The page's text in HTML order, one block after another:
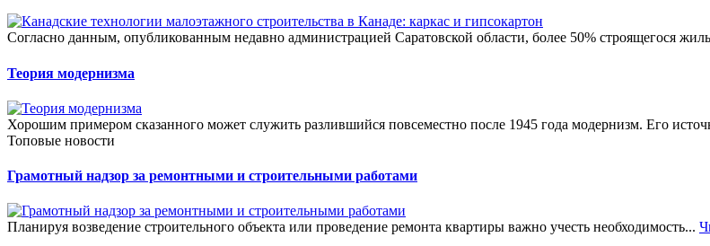
Согласно данным, опубликованным недавно администрацией Саратовской области, более 50% строящегося
Теория модернизма
Хорошим примером сказанного может служить разлившийся повсеместно после 1945 года модернизм. Его
Топовые новости
Грамотный надзор за ремонтными и строительными работами
Планируя возведение строительного объекта или проведение ремонта квартиры важно учесть необходимость...